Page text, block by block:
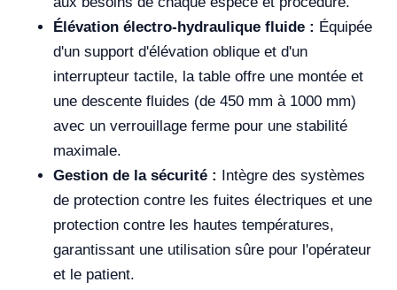
Élévation électro-hydraulique fluide : Équipée
d'un support d'élévation oblique et d'un
interrupteur tactile, la table offre une montée et
une descente fluides (de 450 mm à 1000 mm)
avec un verrouillage ferme pour une stabilité
maximale.
Gestion de la sécurité : Intègre des systèmes
de protection contre les fuites électriques et une
protection contre les hautes températures,
garantissant une utilisation sûre pour l'opérateur
et le patient.